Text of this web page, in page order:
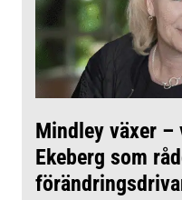
Mindley växer –
Ekeberg som